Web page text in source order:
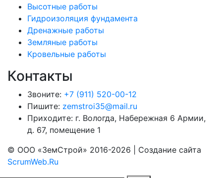
Высотные работы
Гидроизоляция фундамента
Дренажные работы
Земляные работы
Кровельные работы
Контакты
Звоните: +7 (911) 520-00-12
Пишите: zemstroi35@mail.ru
Приходите: г. Вологда, Набережная 6 Армии,
д. 67, помещение 1
© ООО «ЗемСтрой» 2016-2026 | Создание сайта
ScrumWeb.Ru